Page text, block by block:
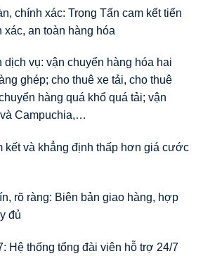
chính xác: Trọng Tấn cam kết tiến
an toàn hàng hóa
vụ: vận chuyển hàng hóa hai
ghép; cho thuê xe tải, cho thuê
hàng quá khổ quá tải; vận
Campuchia,…
kết và khẳng định thấp hơn giá cước
rõ ràng: Biên bản giao hàng, hợp
đủ
Hệ thống tổng đài viên hỗ trợ 24/7